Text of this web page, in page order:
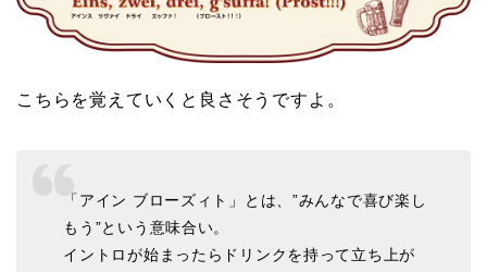
こちらを覚えていくと良さそうですよ。
「アイン ブローズィト」とは、”みんなで喜び楽し
もう”という意味合い。
イントロが始まったらドリンクを持って立ち上が